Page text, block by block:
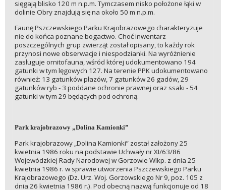
sięgają blisko 120 m n.p.m. Tymczasem nisko położone łąki w
dolinie Obry znajdują się na około 50 m n.p.m.
Faunę Pszczewskiego Parku Krajobrazowego charakteryzuje
nie do końca poznane bogactwo. Choć inwentarz
poszczególnych grup zwierząt został opisany, to każdy rok
przynosi nowe obserwacje i niespodzianki. Na wyróżnienie
zasługuje ornitofauna, wśród której udokumentowano 194
gatunki w tym lęgowych 127. Na terenie PPK udokumentowano
również: 13 gatunków płazów, 7 gatunków 26 gadów, 29
gatunków ryb - 3 poddane ochronie prawnej oraz ssaki - 54
gatunki w tym 29 będących pod ochroną.
Park krajobrazowy „Dolina Kamionki”
Park krajobrazowy „Dolina Kamionki” został założony 25
kwietnia 1986 roku na podstawie Uchwały nr XI/63/86
Wojewódzkiej Rady Narodowej w Gorzowie Wlkp. z dnia 25
kwietnia 1986 r. w sprawie utworzenia Pszczewskiego Parku
Krajobrazowego (Dz. Urz. Woj. Gorzowskiego Nr 9, poz. 105 z
dnia 26 kwietnia 1986 r.). Pod obecną nazwą funkcjonuje od 18